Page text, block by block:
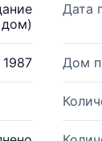
Дата
1987 Дом